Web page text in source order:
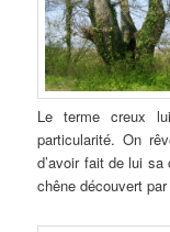
Le terme creux
particularité. On
d’avoir fait de lui
chêne découvert